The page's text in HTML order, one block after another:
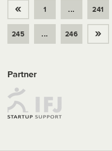
« 1 ... 241
245 ... 246 »
Partner